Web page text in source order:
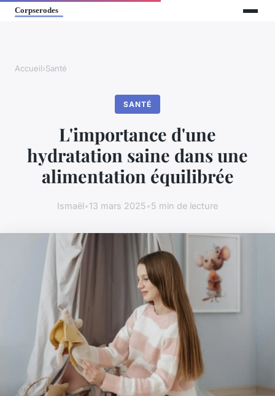
Accueil›Santé
SANTÉ
L'importance d'une
hydratation saine dans une
alimentation équilibrée
Ismaël•13 mars 2025•5 min de lecture